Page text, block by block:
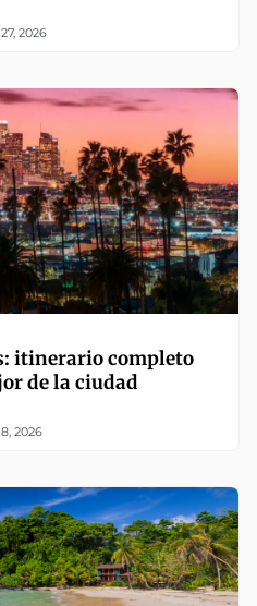
2026
itinerario completo
de la ciudad
2026